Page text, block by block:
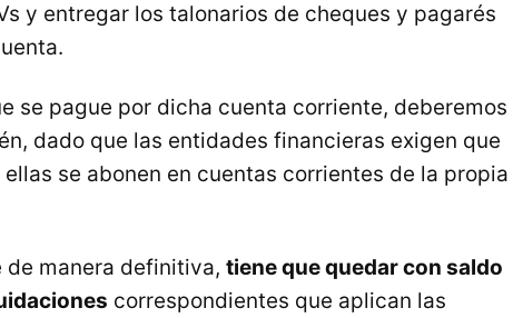
y entregar los talonarios de cheques y pagarés
se pague por dicha cuenta corriente, deberemos
dado que las entidades financieras exigen que
se abonen en cuentas corrientes de la propia
de manera definitiva, tiene que quedar con saldo
correspondientes que aplican las